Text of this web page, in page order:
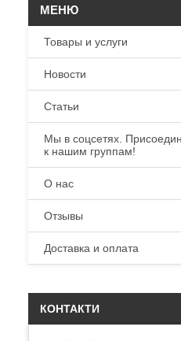
Товары и услуги
Новости
Статьи
Мы в соцсетях.
к нашим группам!
О нас
Отзывы
Доставка и оплата
КОНТАКТИ